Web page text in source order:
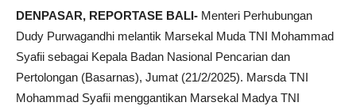
DENPASAR, REPORTASE BALI- Menteri Perhubungan
Dudy Purwagandhi melantik Marsekal Muda TNI Mohammad
Syafii sebagai Kepala Badan Nasional Pencarian dan
Pertolongan (Basarnas), Jumat (21/2/2025). Marsda TNI
Mohammad Syafii menggantikan Marsekal Madya TNI